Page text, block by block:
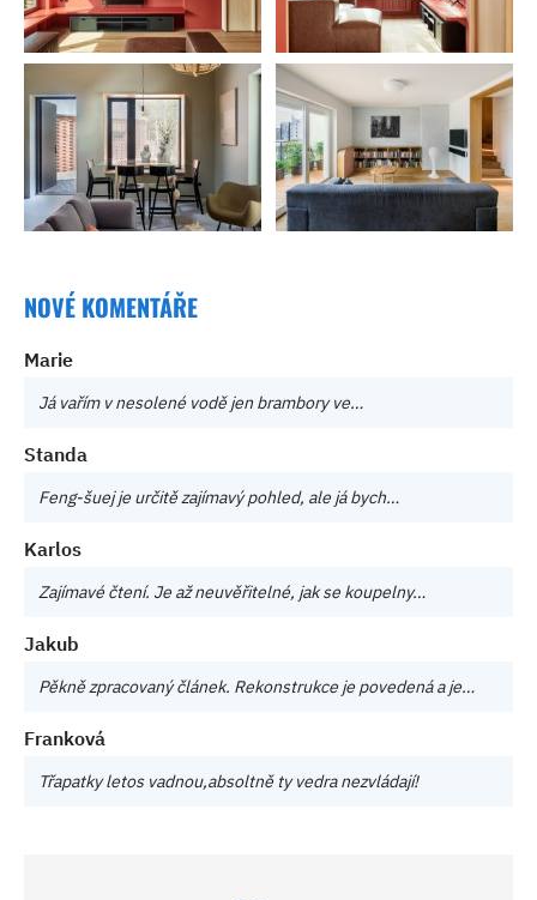
NOVÉ KOMENTÁŘE
Marie
Já vařím v nesolené vodě jen brambory ve…
Standa
Feng-šuej je určitě zajímavý pohled, ale já bych…
Karlos
Zajímavé čtení. Je až neuvěřitelné, jak se koupelny…
Jakub
Pěkně zpracovaný článek. Rekonstrukce je povedená a je…
Franková
Třapatky letos vadnou,absoltně ty vedra nezvládají!